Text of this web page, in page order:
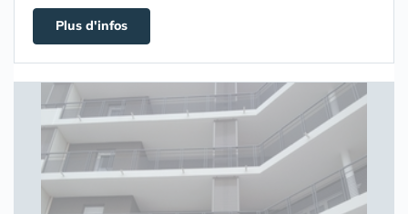
Plus d'infos